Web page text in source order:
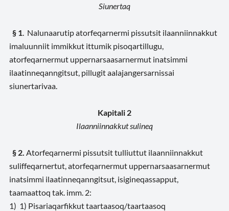
Siunertaq
§ 1
. Nalunaarutip atorfeqarnermi pissutsit ilaanniinnakkut
imaluunniit immikkut ittumik pisoqartillugu,
atorfeqarnermut uppernarsaasarnermut inatsimmi
ilaatinneqanngitsut, pillugit aalajangersarnissai
siunertarivaa.
Kapitali 2
Ilaanniinnakkut sulineq
§ 2. Atorfeqarnermi pissutsit tulliuttut ilaanniinnakkut
suliffeqarnertut, atorfeqarnermut uppernarsaasarnermut
inatsimmi ilaatinneqanngitsut, isigineqassapput,
taamaattoq tak. imm. 2:
1) 1) Pisariaqarfikkut taartaasoq/taartaasoq